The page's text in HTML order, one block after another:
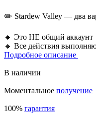
✏️ Stardew Valley — два
🔹 Это НЕ общий аккаунт
🔹 Все действия
Подробное описание
В наличии
Моментальное получение
100% гарантия